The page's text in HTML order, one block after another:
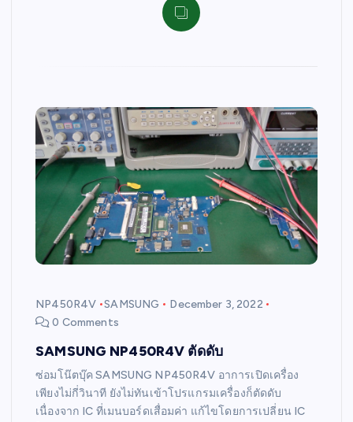
NP450R4V SAMSUNG
December 3, 2022
0 Comments
SAMSUNG NP450R4V ตัดดับ
ซ่อมโน๊ตบุ๊ค SAMSUNG NP450R4V อาการเปิดเครื่อง
เพียงไม่กี่วินาที ยังไม่ทันเข้าโปรแกรมเครื่องก็ตัดดับ
เนื่องจาก IC ที่เมนบอร์ดเสื่อมค่า แก้ไขโดยการเปลี่ยน IC